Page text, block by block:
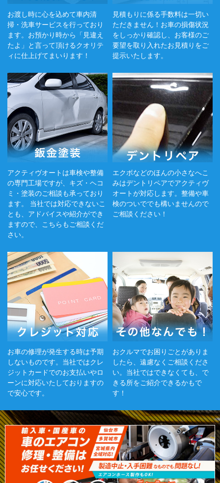
お渡し時に心を込めて車内清
掃・洗車サービスを行っており
ます。お預かり時から「見違え
たよ」と言って頂けるクオリテ
ィに仕上げてまいります！
見積もりに係る手数料は一切い
ただきません！お車の損傷状況
をしっかり確認し、お客様のご
要望を取り入れたお見積りをご
提示いたします。
アクティヴオートは車検や整備
の専門工場ですが、キズ・ヘコ
ミ・塗装のご相談も承っており
ます。 当社では対応できないこ
とも、アドバイスや紹介ができ
ますので、こちらもご相談くだ
さい。
エクボなどのほんの小さなへこ
みはデントリペアでアクティヴ
オートが対応します。整備や車
検のついででも構いませんので
ご相談ください！
お車の修理が発生する時は予期
しないものです。当社ではクレ
ジットカードでのお支払いやロ
ーンに対応いたしておりますの
で安心です。
おクルマでお困りごとがありま
したら、遠慮なくご相談くださ
い。当社ではできなくても、で
きる所をご紹介できるかもで
す！